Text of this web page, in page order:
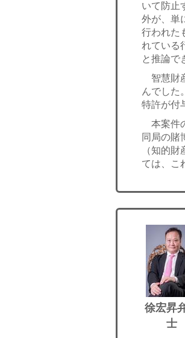
いて防止
外が、単
行われた
れている
と推論で
智慧財
んでした
特許が付
本案件
同局の賭
（知的
ては、こ
徐宏昇
士